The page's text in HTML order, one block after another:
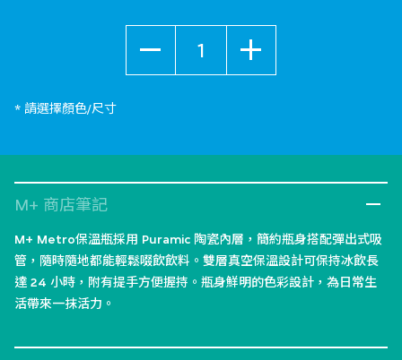
* 請選擇顏色/尺寸
M+ 商店筆記
M+ Metro保溫瓶採用 Puramic 陶瓷內層，簡約瓶身搭配彈出式吸
管，隨時隨地都能輕鬆啜飲飲料。雙層真空保溫設計可保持冰飲長
達 24 小時，附有提手方便握持。瓶身鮮明的色彩設計，為日常生
活帶來一抹活力。